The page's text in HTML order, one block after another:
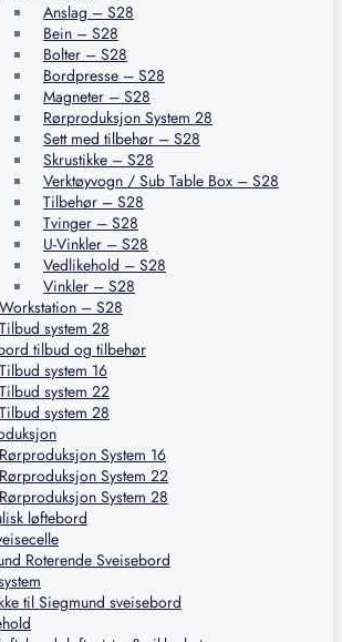
Anslag – S28
Bein – S28
Bolter – S28
Bordpresse – S28
Magneter – S28
Rørproduksjon System 28
Sett med tilbehør – S28
Skrustikke – S28
Verktøyvogn / Sub Table Box – S28
Tilbehør – S28
Tvinger – S28
U-Vinkler – S28
Vedlikehold – S28
Vinkler – S28
Workstation – S28
Tilbud system 28
tilbud og tilbehør
Tilbud system 16
Tilbud system 22
Tilbud system 28
Rørproduksjon System 16
Rørproduksjon System 22
Rørproduksjon System 28
løftebord
Roterende Sveisebord
til Siegmund sveisebord